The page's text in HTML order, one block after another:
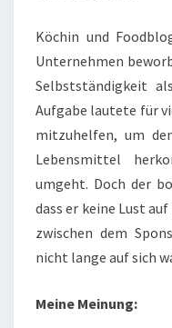
Köchin und
Unternehmen
Selbstständigkeit
Aufgabe lautete für
mitzuhelfen, um
Lebensmittel
umgeht. Doch der
dass er keine Lust
zwischen dem
nicht lange auf sich
Meine Meinung: